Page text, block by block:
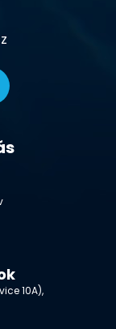
10A),